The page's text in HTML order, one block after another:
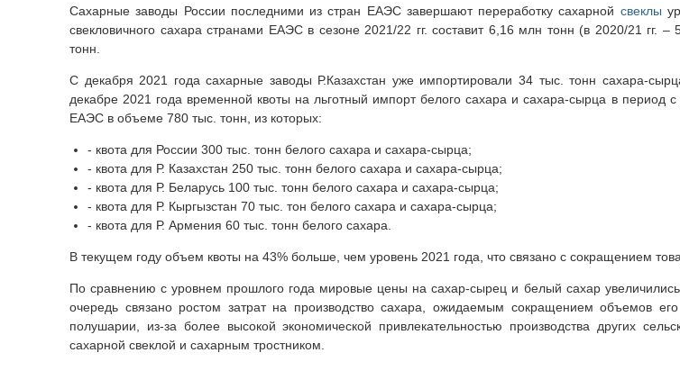
Сахарные заводы России последними из стран ЕАЭС завершают переработку сахарной свеклы
свекловичного сахара странами ЕАЭС в сезоне 2021/22 гг. составит 6,16 млн тонн (в 2020/21 гг.
тонн.
С декабря 2021 года сахарные заводы Р.Казахстан уже импортировали 34 тыс. тонн сахара-
декабре 2021 года временной квоты на льготный импорт белого сахара и сахара-сырца в период с
ЕАЭС в объеме 780 тыс. тонн, из которых:
- квота для России 300 тыс. тонн белого сахара и сахара-сырца;
- квота для Р. Казахстан 250 тыс. тонн белого сахара и сахара-сырца;
- квота для Р. Беларусь 100 тыс. тонн белого сахара и сахара-сырца;
- квота для Р. Кыргызстан 70 тыс. тон белого сахара и сахара-сырца;
- квота для Р. Армения 60 тыс. тонн белого сахара.
В текущем году объем квоты на 43% больше, чем уровень 2021 года, что связано с сокращением
По сравнению с уровнем прошлого года мировые цены на сахар-сырец и белый сахар
очередь связано ростом затрат на производство сахара, ожидаемым сокращением объемов
полушарии, из-за более высокой экономической привлекательностью производства других
сахарной свеклой и сахарным тростником.